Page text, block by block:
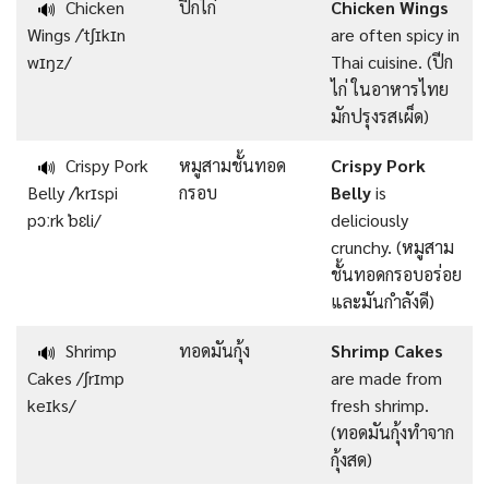
🔊 Chicken
Wings /ˈtʃɪkɪn
wɪŋz/
ปีกไก่
Chicken Wings
are often spicy in
Thai cuisine. (ปีก
ไก่ ในอาหารไทย
มักปรุงรสเผ็ด)
🔊 Crispy Pork
Belly /ˈkrɪspi
pɔːrk ˈbɛli/
หมูสามชั้นทอด
กรอบ
Crispy Pork
Bellyis
deliciously
crunchy. (หมูสาม
ชั้นทอดกรอบอร่อย
และมันกำลังดี)
🔊 Shrimp
Cakes /ʃrɪmp
keɪks/
ทอดมันกุ้ง
Shrimp Cakes
are made from
fresh shrimp.
(ทอดมันกุ้งทำจาก
กุ้งสด)